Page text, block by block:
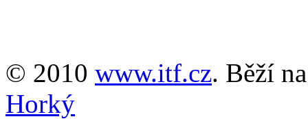
© 2010 www.itf.cz. Běží
Horký